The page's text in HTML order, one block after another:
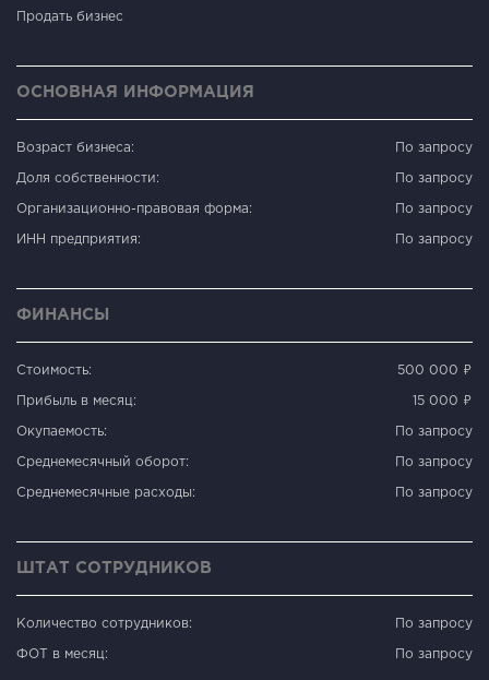
Продать бизнес
ОСНОВНАЯ ИНФОРМАЦИЯ
Возраст бизнеса: По запросу
Доля собственности: По запросу
Организационно-правовая форма: По запросу
ИНН предприятия: По запросу
ФИНАНСЫ
Стоимость: 500 000 ₽
Прибыль в месяц: 15 000 ₽
Окупаемость: По запросу
Среднемесячный оборот: По запросу
Среднемесячные расходы: По запросу
ШТАТ СОТРУДНИКОВ
Количество сотрудников: По запросу
ФОТ в месяц: По запросу